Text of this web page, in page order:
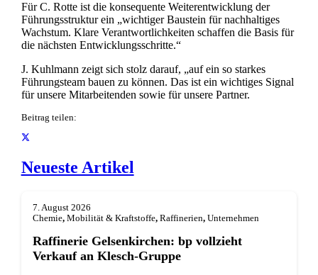
Für C. Rotte ist die konsequente Weiterentwicklung der
Führungsstruktur ein „wichtiger Baustein für nachhaltiges
Wachstum. Klare Verantwortlichkeiten schaffen die Basis für
die nächsten Entwicklungsschritte.“
J. Kuhlmann zeigt sich stolz darauf, „auf ein so starkes
Führungsteam bauen zu können. Das ist ein wichtiges Signal
für unsere Mitarbeitenden sowie für unsere Partner.
Beitrag teilen:
Neueste Artikel
7. August 2026
Chemie, Mobilität & Kraftstoffe, Raffinerien, Unternehmen
Raffinerie Gelsenkirchen: bp vollzieht
Verkauf an Klesch-Gruppe